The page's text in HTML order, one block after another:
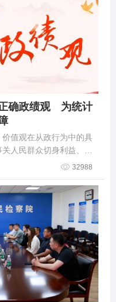
确政绩观 为统计
值观在从政行为中的具
人民群众切身利益、事
开局起步之年，党中央决
32988